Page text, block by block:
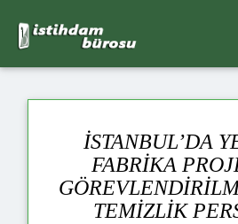
İSTANBUL’DA
FABRİKA
TEMİZLİK